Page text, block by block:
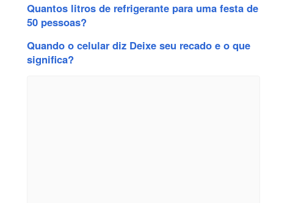
Quantos litros de refrigerante para uma festa de
50 pessoas?
Quando o celular diz Deixe seu recado e o que
significa?